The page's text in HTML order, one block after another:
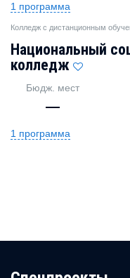
1 программа
Колледж с дистанционным
Национальный
колледж
Бюдж. мест
—
1 программа